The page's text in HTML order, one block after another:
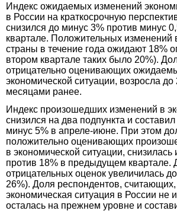
Индекс ожидаемых изменений
в России на краткосрочную
снизился до минус 3% против минус
квартале. Положительных изменений
страны в течение года ожидают 18%
втором квартале таких было 20%).
отрицательно оценивающих
экономической ситуации, возросла
месяцами ранее.
Индекс произошедших изменений в
снизился на два подпункта и
минус 5% в апреле-июне. При этом
положительно оценивающих
в экономической ситуации, снизилась
против 18% в предыдущем квартале.
отрицательных оценок увеличилась
26%). Доля респондентов, считающих,
экономическая ситуация в России не
осталась на прежнем уровне и